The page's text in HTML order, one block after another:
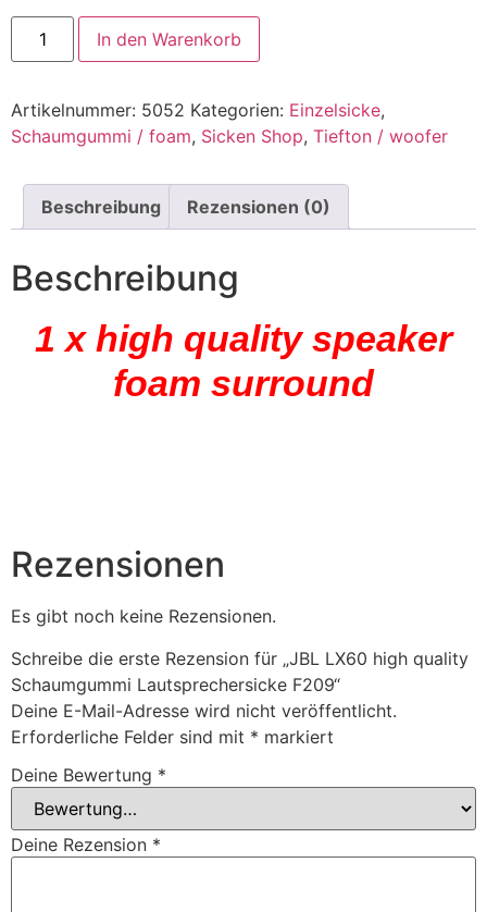
In den Warenkorb
Artikelnummer: 5052 Kategorien: Einzelsicke,
Schaumgummi / foam, Sicken Shop, Tiefton / woofer
Beschreibung Rezensionen (0)
Beschreibung
1 x high quality speaker
foam surround
Rezensionen
Es gibt noch keine Rezensionen.
Schreibe die erste Rezension für „JBL LX60 high quality
Schaumgummi Lautsprechersicke F209“
Deine E-Mail-Adresse wird nicht veröffentlicht.
Erforderliche Felder sind mit * markiert
Deine Bewertung *
Deine Rezension *